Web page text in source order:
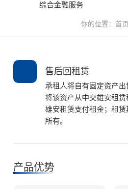
综合金融服务
你的位置：首页
售后回租赁
承租人将自有固定资产
将该资产从中交雄安租
雄安租赁支付租金；租
所有。
产品优势